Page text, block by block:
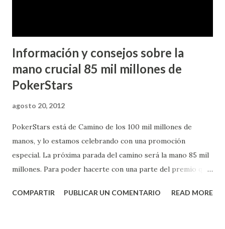
Información y consejos sobre la
mano crucial 85 mil millones de
PokerStars
agosto 20, 2012
PokerStars está de Camino de los 100 mil millones de
manos, y lo estamos celebrando con una promoción
especial. La próxima parada del camino será la mano 85 mil
millones. Para poder hacerte con una parte del premio que
las mesas de dinero real de PokerStars y esperar a que te
COMPARTIR PUBLICAR UN COMENTARIO READ MORE